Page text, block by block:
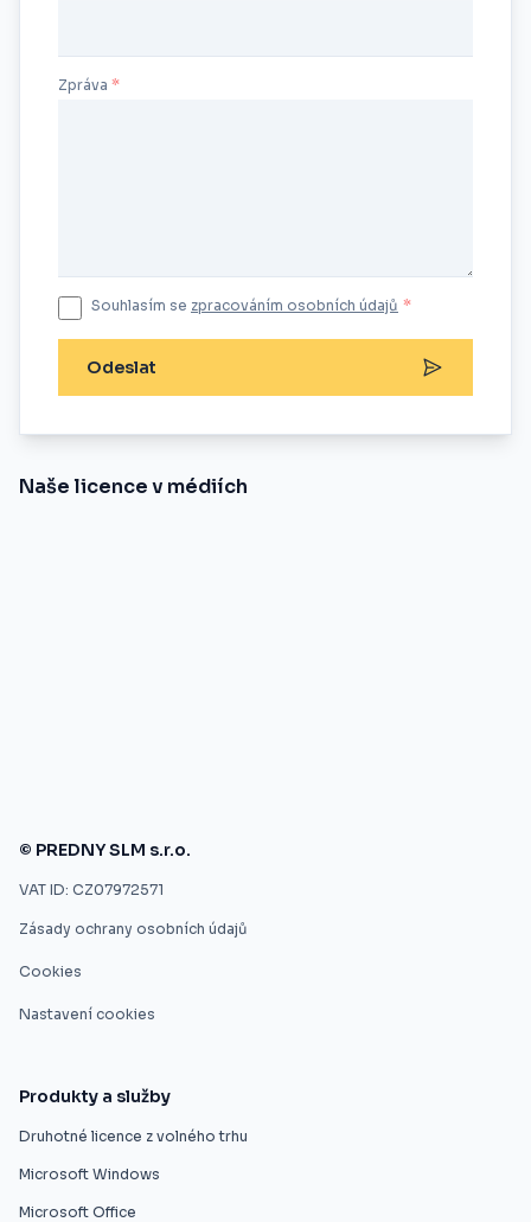
Zpráva
Souhlasím se zpracováním osobních údajů *
Odeslat
Naše licence v médiích
© PREDNY SLM s.r.o.
VAT ID: CZ07972571
Zásady ochrany osobních údajů
Cookies
Nastavení cookies
Produkty a služby
Druhotné licence z volného trhu
Microsoft Windows
Microsoft Office